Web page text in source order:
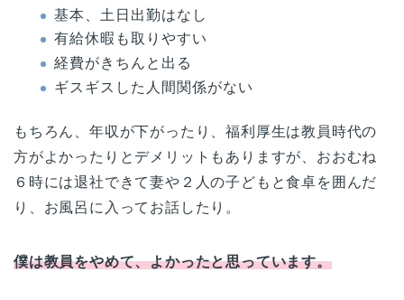
基本、土日出勤はなし
有給休暇も取りやすい
経費がきちんと出る
ギスギスした人間関係がない
もちろん、年収が下がったり、福利厚生は教員時代の
方がよかったりとデメリットもありますが、おおむね
６時には退社できて妻や２人の子どもと食卓を囲んだ
り、お風呂に入ってお話したり。
僕は教員をやめて、よかったと思っています。